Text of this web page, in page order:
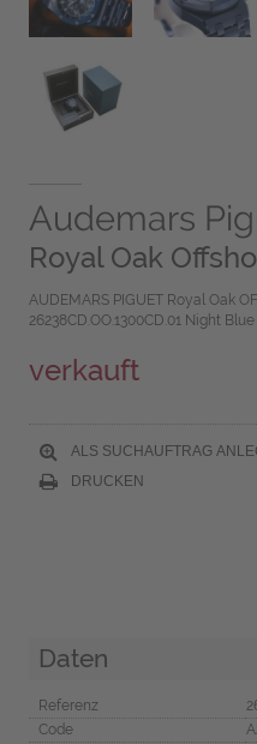
Audemars
Royal Oak
AUDEMARS PIGUET Royal Oak
26238CD.OO.1300CD.01 Night
verkauft
ALS SUCHAUFTRAG
DRUCKEN
Daten
Referenz
Code